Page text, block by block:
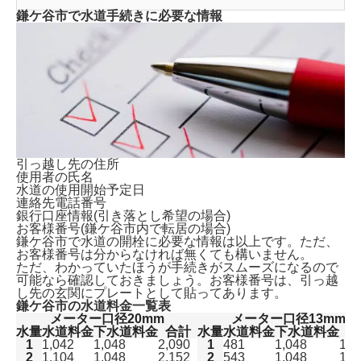
鎌ケ谷市で水道手続きに必要な情報
引っ越し先の住所
使用者の氏名
水道の使用開始予定日
連絡先電話番号
銀行口座情報(引き落とし希望の場合)
お客様番号(鎌ケ谷市内で転居の場合)
鎌ケ谷市で水道の開栓に必要な情報は以上です。ただ、
お客様番号は分からなければ無くても構いません。
ただ、わかっていたほうが手続きがスムーズになるので
可能なら確認しておきましょう。お客様番号は、引っ越
し先の玄関にプレートとして貼ってあります。
鎌ケ谷市の水道料金一覧表
メーター口径20mm
メーター口径13mm
水量水道料金下水道料金 合計 水量水道料金下水道料金
1
1,042 1,048 2,090 1 481 1,048
2
1,104 1,048 2,152 2 543 1,048